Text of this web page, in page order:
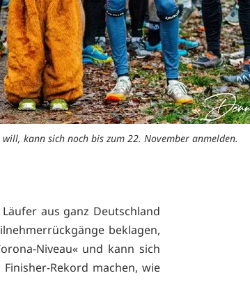
kann sich noch bis zum 22. November anmelden.
aus ganz Deutschland
beklagen,
Niveau« und kann sich
Rekord machen, wie